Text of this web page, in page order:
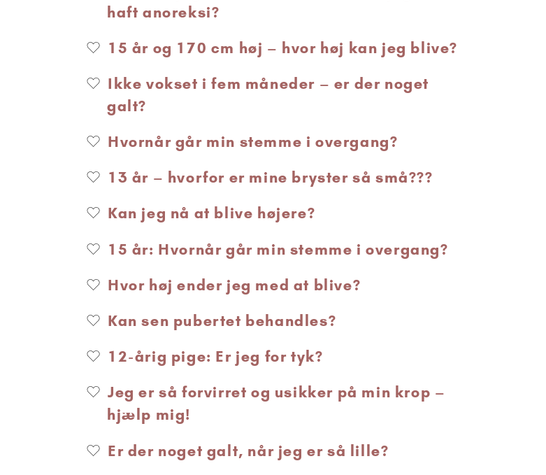
haft anoreksi?
15 år og 170 cm høj – hvor høj kan jeg blive?
Ikke vokset i fem måneder – er der noget
galt?
Hvornår går min stemme i overgang?
13 år – hvorfor er mine bryster så små???
Kan jeg nå at blive højere?
15 år: Hvornår går min stemme i overgang?
Hvor høj ender jeg med at blive?
Kan sen pubertet behandles?
12-årig pige: Er jeg for tyk?
Jeg er så forvirret og usikker på min krop –
hjælp mig!
Er der noget galt, når jeg er så lille?